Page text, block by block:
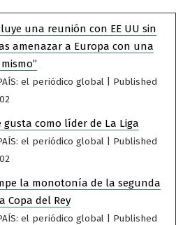
una reunión con EE UU sin
amenazar a Europa con una
el periódico global
Published
gusta como líder de La Liga
el periódico global
Published
la monotonía de la segunda
Copa del Rey
el periódico global
Published